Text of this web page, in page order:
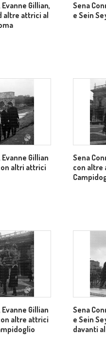
Gillian,
altre attrici al
Sena
e Sein
Gillian
altri attrici
Sena
con altre
Gillian
altre attrici
Sena
e Sein
davanti